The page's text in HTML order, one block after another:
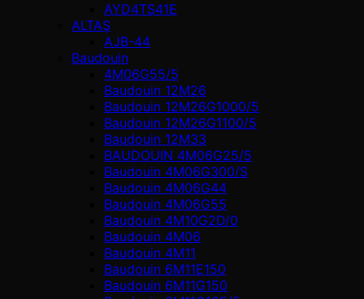
AYD4TS41E
ALTAŞ
AJB-44
Baudouin
4M06G55/5
Baudouin 12M26
Baudouin 12M26G1000/5
Baudouin 12M26G1100/5
Baudouin 12M33
BAUDOUIN 4M06G25/5
Baudouin 4M06G300/S
Baudouin 4M06G44
Baudouin 4M06G55
Baudouin 4M10G2D/0
Baudouin 4М06
Baudouin 4М11
Baudouin 6M11E150
Baudouin 6M11G150